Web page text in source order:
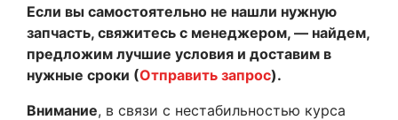
Если вы самостоятельно не нашли нужную
запчасть, свяжитесь с менеджером, — найдем,
предложим лучшие условия и доставим в
нужные сроки (Отправить запрос).
Внимание, в связи с нестабильностью курса